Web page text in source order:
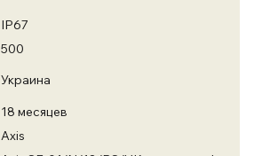
IP67
500
Украина
18 месяцев
Axis